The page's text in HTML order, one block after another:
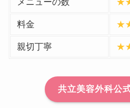
メニューの数
料金
親切丁寧
共立美容外科公